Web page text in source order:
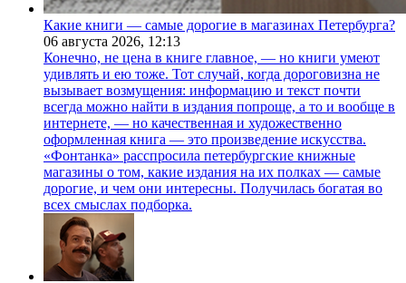
Какие книги — самые дорогие в магазинах Петербурга?
06 августа 2026, 12:13
Конечно, не цена в книге главное, — но книги умеют
удивлять и ею тоже. Тот случай, когда дороговизна не
вызывает возмущения: информацию и текст почти
всегда можно найти в издания попроще, а то и вообще в
интернете, — но качественная и художественно
оформленная книга — это произведение искусства.
«Фонтанка» расспросила петербургские книжные
магазины о том, какие издания на их полках — самые
дорогие, и чем они интересны. Получилась богатая во
всех смыслах подборка.